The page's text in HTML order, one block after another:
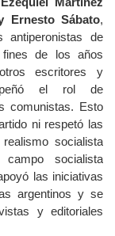
Ernesto Sábato,
antiperonistas de
de los años
escritores y
el rol de
comunistas. Esto
ni respetó las
socialista
campo socialista
las iniciativas
argentinos y se
y editoriales